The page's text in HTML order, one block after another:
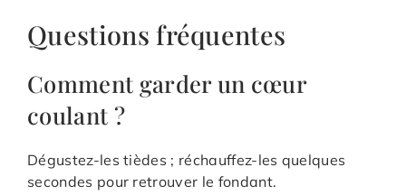
Questions fréquentes
Comment garder un cœur
coulant ?
Dégustez-les tièdes ; réchauffez-les quelques
secondes pour retrouver le fondant.